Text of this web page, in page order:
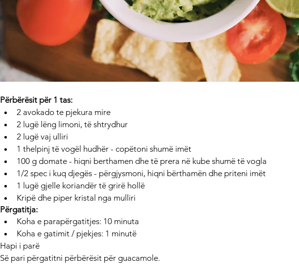
Përbërësit për 1 tas:
2 avokado te pjekura mire
2 lugë lëng limoni, të shtrydhur
2 lugë vaj ulliri
1 thelpinj të vogël hudhër - copëtoni shumë imët
100 g domate - hiqni berthamen dhe të prera në kube shumë të vogla
1/2 spec i kuq djegës - përgjysmoni, hiqni bërthamën dhe priteni imët
1 lugë gjelle koriandër të grirë hollë
Kripë dhe piper kristal nga mulliri
Përgatitja:
Koha e parapërgatitjes: 10 minuta
Koha e gatimit / pjekjes: 1 minutë
Hapi i parë
Së pari përgatitni përbërësit për guacamole.